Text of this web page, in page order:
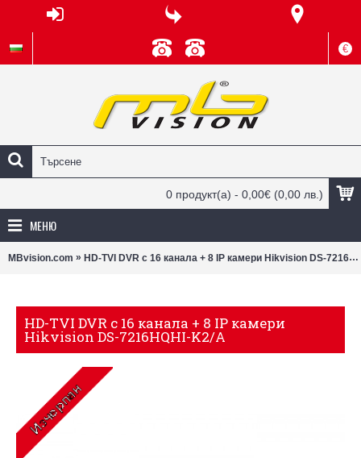
€
0 продукт(а) - 0,00€ (0,00 лв.)
МЕНЮ
MBvision.com » HD-TVI DVR с 16 канала + 8 IP камери Hikvision DS-7216HQHI-K2/A
HD-TVI DVR с 16 канала + 8 IP камери
Hikvision DS-7216HQHI-K2/A